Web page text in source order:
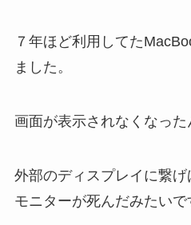
７年ほど利用してた
ました。
画面が表示されなくなった
外部のディスプレイに繋げ
モニターが死んだみたいで